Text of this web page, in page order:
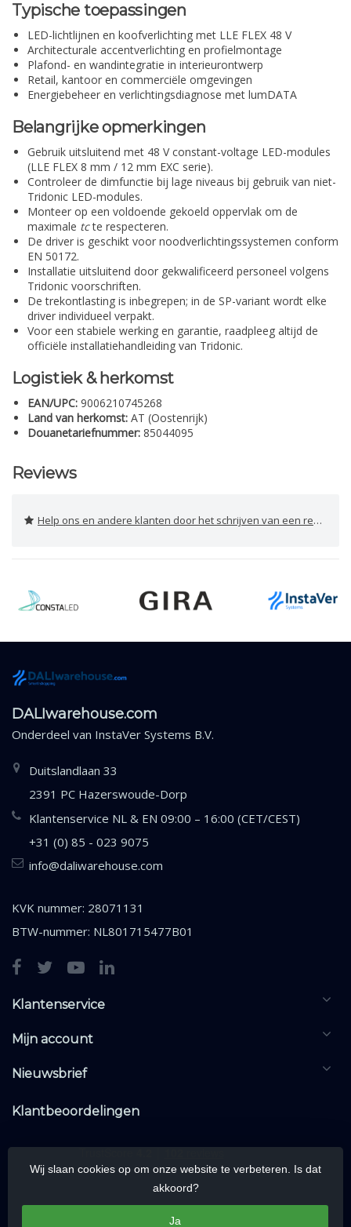
Typische toepassingen
LED-lichtlijnen en koofverlichting met LLE FLEX 48 V
Architecturale accentverlichting en profielmontage
Plafond- en wandintegratie in interieurontwerp
Retail, kantoor en commerciële omgevingen
Energiebeheer en verlichtingsdiagnose met lumDATA
Belangrijke opmerkingen
Gebruik uitsluitend met 48 V constant-voltage LED-modules
(LLE FLEX 8 mm / 12 mm EXC serie).
Controleer de dimfunctie bij lage niveaus bij gebruik van niet-
Tridonic LED-modules.
Monteer op een voldoende gekoeld oppervlak om de
maximale tcte respecteren.
De driver is geschikt voor noodverlichtingssystemen conform
EN 50172.
Installatie uitsluitend door gekwalificeerd personeel volgens
Tridonic voorschriften.
De trekontlasting is inbegrepen; in de SP-variant wordt elke
driver individueel verpakt.
Voor een stabiele werking en garantie, raadpleeg altijd de
officiële installatiehandleiding van Tridonic.
Logistiek & herkomst
EAN/UPC: 9006210745268
Land van herkomst: AT (Oostenrijk)
Douanetariefnummer: 85044095
Reviews
Help ons en andere klanten door het schrijven van een review
DALIwarehouse.com
Onderdeel van InstaVer Systems B.V.
Duitslandlaan 33
2391 PC Hazerswoude-Dorp
Klantenservice NL & EN 09:00 – 16:00 (CET/CEST)
+31 (0) 85 - 023 9075
info@daliwarehouse.com
KVK nummer: 28071131
BTW-nummer: NL801715477B01
Klantenservice
Mijn account
Nieuwsbrief
Klantbeoordelingen
Wij slaan cookies op om onze website te verbeteren. Is dat
akkoord?
Ja